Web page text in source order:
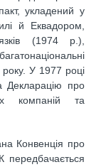
укладений у
й Еквадором,
(1974 р.),
У 1977 році
Декларацію про
компаній та
Конвенція про